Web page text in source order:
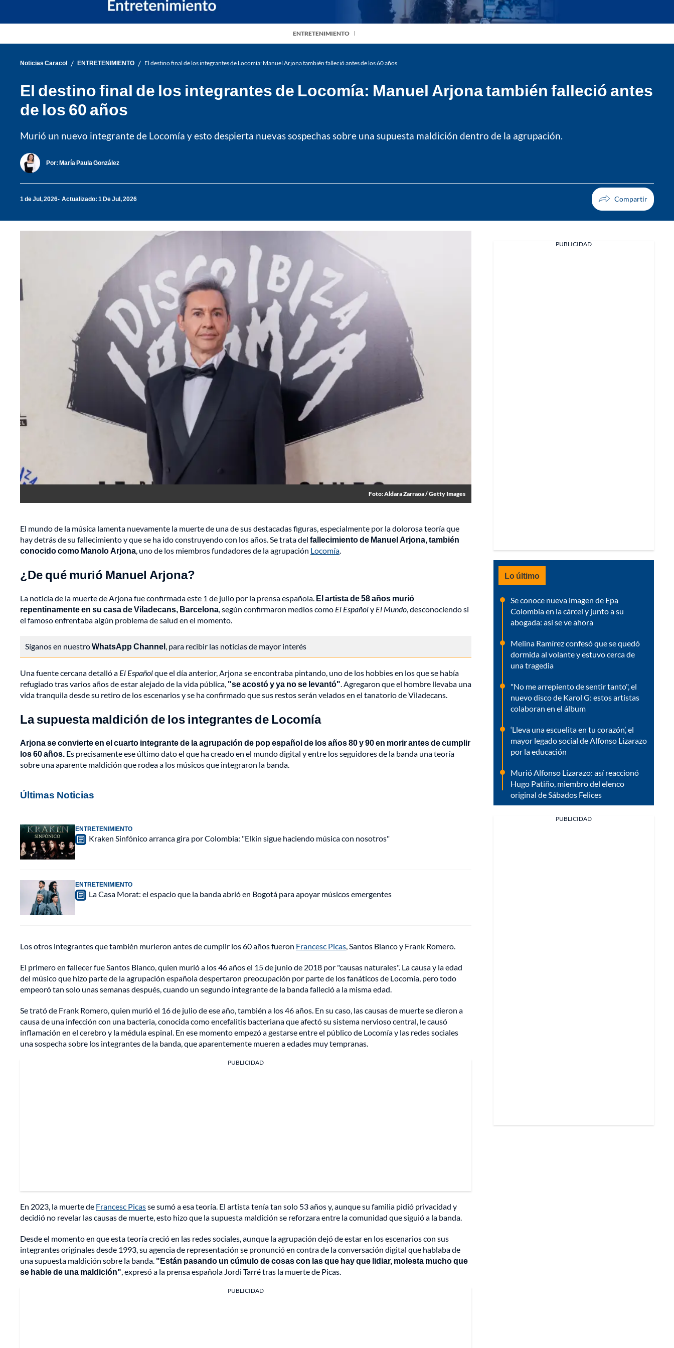
ENTRETENIMIENTO
Noticias Caracol / ENTRETENIMIENTO / El destino final de los integrantes de Locomía: Manuel Arjona también falleció antes de los 60 años
El destino final de los integrantes de Locomía: Manuel Arjona también falleció antes
de los 60 años
Murió un nuevo integrante de Locomía y esto despierta nuevas sospechas sobre una supuesta maldición dentro de la agrupación.
Por: María Paula González
1 de Jul, 2026 Actualizado: 1 De Jul, 2026
Foto: Aldara Zarraoa / Getty Images
El mundo de la música lamenta nuevamente la muerte de una de sus destacadas figuras, especialmente por la dolorosa teoría que
hay detrás de su fallecimiento y que se ha ido construyendo con los años. Se trata del fallecimiento de Manuel Arjona, también
conocido como Manolo Arjona, uno de los miembros fundadores de la agrupación Locomía.
¿De qué murió Manuel Arjona?
La noticia de la muerte de Arjona fue confirmada este 1 de julio por la prensa española. El artista de 58 años murió
repentinamente en su casa de Viladecans, Barcelona, según confirmaron medios como El Españoly El Mundo, desconociendo si
el famoso enfrentaba algún problema de salud en el momento.
Síganos en nuestroWhatsApp Channel, para recibir las noticias de mayor interés
Una fuente cercana detalló a El Españolque el día anterior, Arjona se encontraba pintando, uno de los hobbies en los que se había
refugiado tras varios años de estar alejado de la vida pública, "se acostó y ya no se levantó". Agregaron que el hombre llevaba una
vida tranquila desde su retiro de los escenarios y se ha confirmado que sus restos serán velados en el tanatorio de Viladecans.
La supuesta maldición de los integrantes de Locomía
Arjona se convierte en el cuarto integrante de la agrupación de pop español de los años 80 y 90 en morir antes de cumplir
los 60 años. Es precisamente ese último dato el que ha creado en el mundo digital y entre los seguidores de la banda una teoría
sobre una aparente maldición que rodea a los músicos que integraron la banda.
Últimas Noticias
ENTRETENIMIENTO
Kraken Sinfónico arranca gira por Colombia: "Elkin sigue haciendo música con nosotros"
ENTRETENIMIENTO
La Casa Morat: el espacio que la banda abrió en Bogotá para apoyar músicos emergentes
Los otros integrantes que también murieron antes de cumplir los 60 años fueron Francesc Picas, Santos Blanco y Frank Romero.
El primero en fallecer fue Santos Blanco, quien murió a los 46 años el 15 de junio de 2018 por "causas naturales". La causa y la edad
del músico que hizo parte de la agrupación española despertaron preocupación por parte de los fanáticos de Locomía, pero todo
empeoró tan solo unas semanas después, cuando un segundo integrante de la banda falleció a la misma edad.
Se trató de Frank Romero, quien murió el 16 de julio de ese año, también a los 46 años. En su caso, las causas de muerte se dieron a
causa de una infección con una bacteria, conocida como encefalitis bacteriana que afectó su sistema nervioso central, le causó
inflamación en el cerebro y la médula espinal. En ese momento empezó a gestarse entre el público de Locomía y las redes sociales
una sospecha sobre los integrantes de la banda, que aparentemente mueren a edades muy tempranas.
PUBLICIDAD
En 2023, la muerte de Francesc Picasse sumó a esa teoría. El artista tenía tan solo 53 años y, aunque su familia pidió privacidad y
decidió no revelar las causas de muerte, esto hizo que la supuesta maldición se reforzara entre la comunidad que siguió a la banda.
Desde el momento en que esta teoría creció en las redes sociales, aunque la agrupación dejó de estar en los escenarios con sus
integrantes originales desde 1993, su agencia de representación se pronunció en contra de la conversación digital que hablaba de
una supuesta maldición sobre la banda. "Están pasando un cúmulo de cosas con las que hay que lidiar, molesta mucho que
se hable de una maldición", expresó a la prensa española Jordi Tarré tras la muerte de Picas.
PUBLICIDAD
PUBLICIDAD
Lo último
Se conoce nueva imagen de Epa
Colombia en la cárcel y junto a su
abogada: así se ve ahora
Melina Ramírez confesó que se quedó
dormida al volante y estuvo cerca de
una tragedia
"No me arrepiento de sentir tanto", el
nuevo disco de Karol G: estos artistas
colaboran en el álbum
‘Lleva una escuelita en tu corazón’, el
mayor legado social de Alfonso Lizarazo
por la educación
Murió Alfonso Lizarazo: así reaccionó
Hugo Patiño, miembro del elenco
original de Sábados Felices
PUBLICIDAD